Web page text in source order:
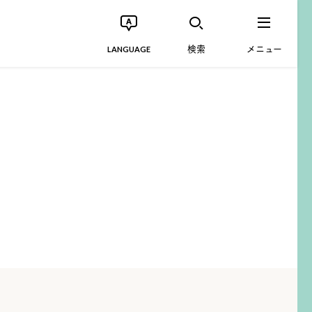
LANGUAGE 検索 メニュー